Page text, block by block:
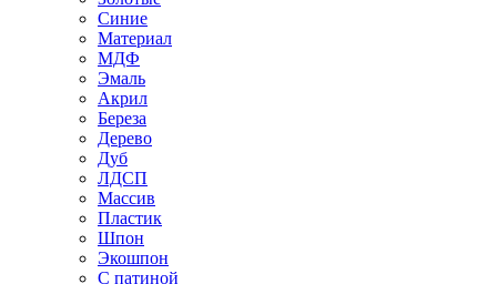
Синие
Материал
МДФ
Эмаль
Акрил
Береза
Дерево
Дуб
ЛДСП
Массив
Пластик
Шпон
Экошпон
С патиной